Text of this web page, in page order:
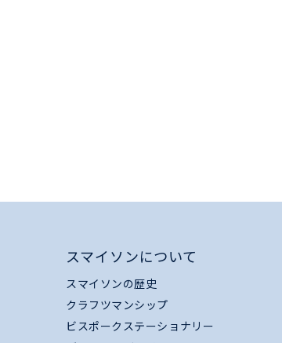
スマイソンについて
スマイソンの歴史
クラフツマンシップ
ビスポークステーショナリー